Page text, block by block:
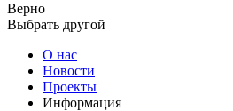
Верно
Выбрать другой
О нас
Новости
Проекты
Информация